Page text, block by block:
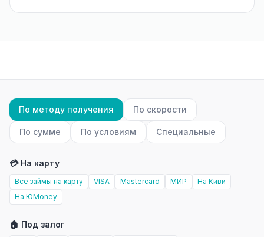
По методу получения По скорости
По сумме По условиям Специальные
💳 На карту
Все займы на карту VISA Mastercard МИР
На Киви
На ЮMoney
🏠 Под залог